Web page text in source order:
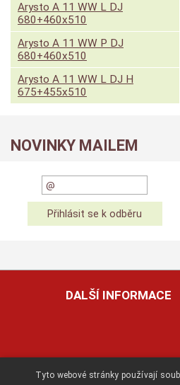
Arysto A 11 WW L DJ
680+460x510
Arysto A 11 WW P DJ
680+460x510
Arysto A 11 WW L DJ H
675+455x510
NOVINKY MAILEM
DALŠÍ INFORMACE
Tyto webové stránky používají